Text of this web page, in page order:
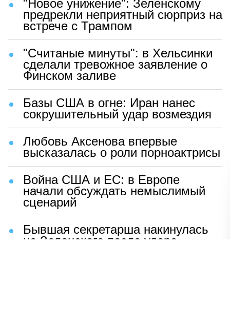
"Новое унижение": Зеленскому
предрекли неприятный сюрприз на
встрече с Трампом
"Считаные минуты": в Хельсинки
сделали тревожное заявление о
Финском заливе
Базы США в огне: Иран нанес
сокрушительный удар возмездия
Любовь Аксенова впервые
высказалась о роли порноактрисы
Война США и ЕС: в Европе
начали обсуждать немыслимый
сценарий
Бывшая секретарша накинулась
на Зеленского после удара